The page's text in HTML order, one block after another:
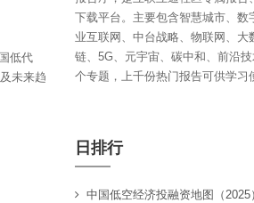
低代
未来趋
下载平台。主要包含智慧城市、数
业互联网、中台战略、物联网、大
链、5G、元宇宙、碳中和、前沿
个专题，上千份热门报告可供学习
日排行
中国低空经济投融资地图（2025）